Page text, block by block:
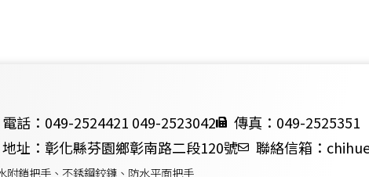
電話：049-2524421 049-2523042
傳真：049-2525351
地址：彰化縣芬園鄉彰南路二段120號
聯絡信箱：
附鎖把手、不銹鋼鉸鏈、防水平面把手